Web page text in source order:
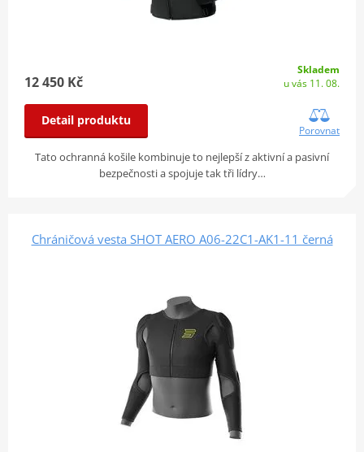
12 450 Kč
Skladem
u vás 11. 08.
Detail produktu
Porovnat
Tato ochranná košile kombinuje to nejlepší z aktivní a pasivní
bezpečnosti a spojuje tak tři lídry…
Chráničová vesta SHOT AERO A06-22C1-AK1-11 černá